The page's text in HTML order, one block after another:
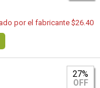
por el fabricante $26.40
27%
OFF